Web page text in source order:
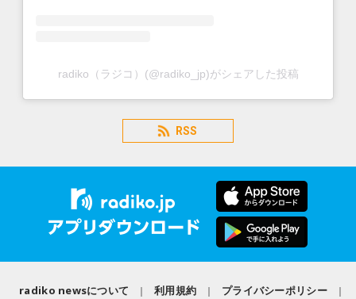
radiko（ラジコ）(@radiko_jp)がシェアした投稿
RSS
radiko newsについて 利用規約
プライバシーポリシー